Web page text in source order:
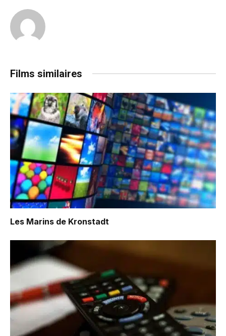
Films similaires
Les Marins de Kronstadt